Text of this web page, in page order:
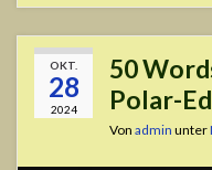
OKT.
28
2024
50
Polar-
Von admin unter